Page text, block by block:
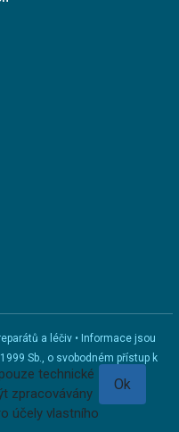
a léčiv • Informace jsou
Sb., o svobodném přístup k
technické
zpracovávány
účely vlastního
Ok